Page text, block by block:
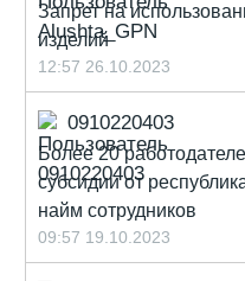
Запрет на
изделий
12:57 26.10.2023
0910220403
Более 20
субсидии от
найм сотрудников
09:57 19.10.2023